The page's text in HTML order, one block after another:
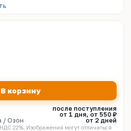
В корзину
после поступления
от 1 дня, от 550 ₽
/ Озон
от 2 дней
22%. Изображения могут отличаться